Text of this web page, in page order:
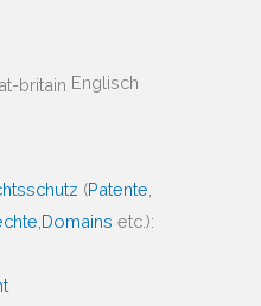
Englisch
(Patente
Domains etc.):